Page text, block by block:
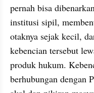
pernah bisa
institusi sipil,
otaknya sejak kecil,
kebencian tersebut
produk hukum.
berhubungan dengan